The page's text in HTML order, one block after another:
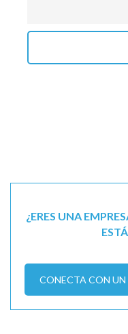
¿ERES UNA
CONECTA CON UN